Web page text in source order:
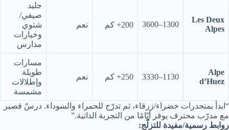
Les Deux
Alpes
1300–3600 200+ كم نعم
جليد
صيفي/
شتوي
وخيارات
مدارس
Alpe
d’Huez
1130–3330 250+ كم نعم
مسارات
طويلة
وإطلالات
مشمسة
“ابدأ بمنحدرات خضراء/زرقاء، ثم تدرّج للحمراء والسوداء. درسٌ قصير
مع مدرّب محترف يوفر أيّامًا من التجربة الذاتية.”
روابط رسمية/مفيدة للتزلّج: